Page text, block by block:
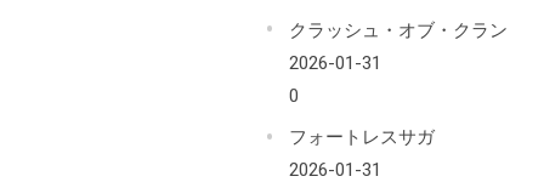
クラッシュ・オブ・クラン
2026-01-31
0
フォートレスサガ
2026-01-31